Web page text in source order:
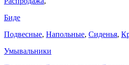
Биде
Подвесные, Напольные, Сиденья,
Умывальники